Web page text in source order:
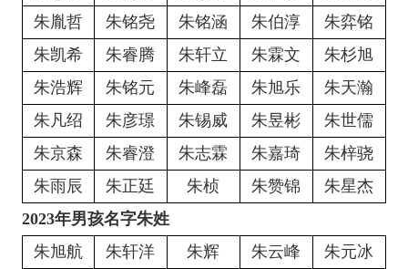
朱胤哲
朱铭尧 朱铭涵 朱伯淳
朱弈铭
朱凯希
朱睿腾 朱轩立 朱霖文
朱杉旭
朱浩辉
朱铭元 朱峰磊 朱旭乐
朱天瀚
朱凡绍
朱彦璟 朱锡威 朱昱彬
朱世儒
朱京森
朱睿澄 朱志霖 朱嘉琦
朱梓骁
朱雨辰
朱正廷 朱桢 朱赞锦
朱星杰
2023年男孩名字朱姓
朱旭航
朱轩洋 朱辉 朱云峰
朱元冰